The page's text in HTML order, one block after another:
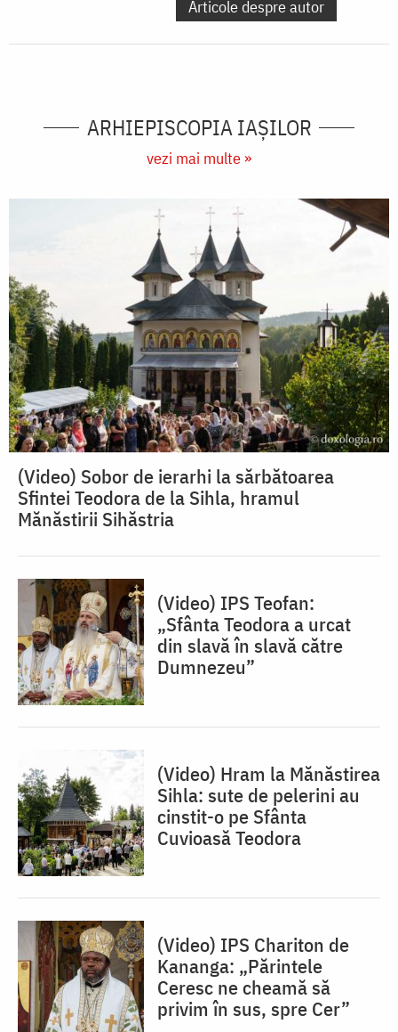
Articole despre autor
ARHIEPISCOPIA IAŞILOR
vezi mai multe »
(Video) Sobor de ierarhi la sărbătoarea
Sfintei Teodora de la Sihla, hramul
Mănăstirii Sihăstria
(Video) IPS Teofan:
„Sfânta Teodora a urcat
din slavă în slavă către
Dumnezeu”
(Video) Hram la Mănăstirea
Sihla: sute de pelerini au
cinstit-o pe Sfânta
Cuvioasă Teodora
(Video) IPS Chariton de
Kananga: „Părintele
Ceresc ne cheamă să
privim în sus, spre Cer”